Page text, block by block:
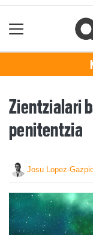
Zientzialari
penitentzia
Josu Lopez-